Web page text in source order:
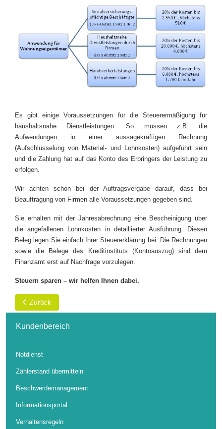
Es gibt einige Voraussetzungen für die Steuerermäßigung für
haushaltsnahe Dienstleistungen. So müssen z.B. die
Aufwendungen in einer aussagekräftigen Rechnung
(Aufschlüsselung von Material- und Lohnkosten) aufgeführt sein
und die Zahlung hat auf das Konto des Erbringers der Leistung zu
erfolgen.
Wir achten schon bei der Auftragsvergabe darauf, dass bei
Beauftragung von Firmen alle Voraussetzungen gegeben sind.
Sie erhalten mit der Jahresabrechnung eine Bescheinigung über
die angefallenen Lohnkosten in detaillierter Ausführung. Diesen
Beleg legen Sie einfach Ihrer Steuererklärung bei. Die Rechnungen
sowie die Belege des Kreditinstituts (Kontoauszug) sind dem
Finanzamt erst auf Nachfrage vorzulegen.
Steuern sparen – wir helfen Ihnen dabei.
Vorheriger Beitrag: Besteuerung von Zinsen
Zurück
Kundenbereich
Notdienst
Zählerstand übermitteln
Beschwerdemanagement
Informationsportal
Verhaltensregeln